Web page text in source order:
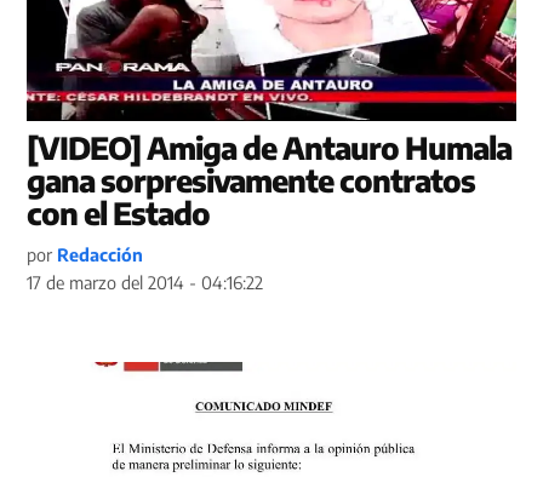
[VIDEO] Amiga de Antauro Humala
gana sorpresivamente contratos
con el Estado
por Redacción
17 de marzo del 2014 - 04:16:22